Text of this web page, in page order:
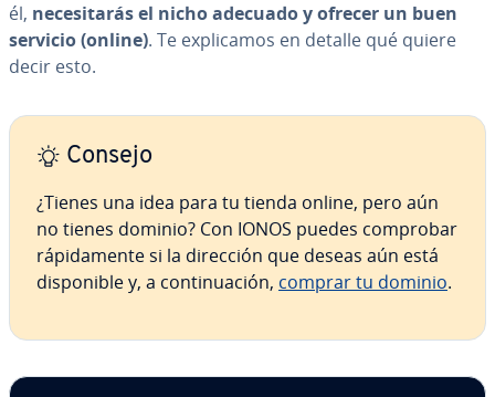
él, ne­ce­si­ta­rás el nicho adecuado y ofrecer un buen
servicio (online). Te ex­pli­ca­mos en detalle qué quiere
decir esto.
Consejo
¿Tienes una idea para tu tienda online, pero aún
no tienes dominio? Con IONOS puedes comprobar
rá­pi­da­me­n­te si la dirección que deseas aún está
di­s­po­ni­ble y, a co­n­ti­nua­ción, comprar tu dominio.